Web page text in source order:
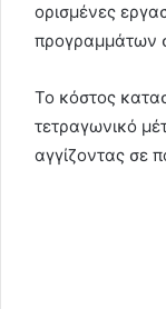
ορισμένες
προγραμμάτων
Το κόστος
τετραγωνικό
αγγίζοντας σε